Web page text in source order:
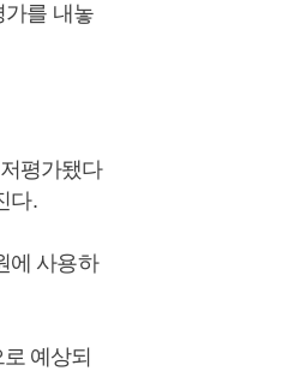
가를 내놓
평가됐다
다.
에 사용하
예상되